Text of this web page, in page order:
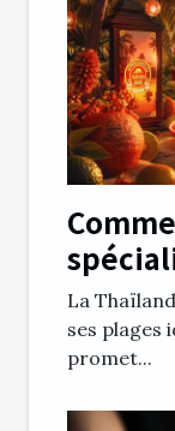
La
ses plages
promet...